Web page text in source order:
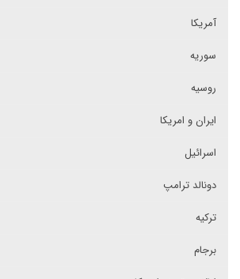
آمریکا
سوریه
روسیه
ایران و امریکا
اسرائیل
دونالد ترامپ
ترکیه
برجام